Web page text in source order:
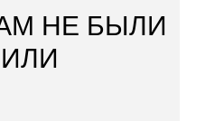
НЕ БЫЛИ